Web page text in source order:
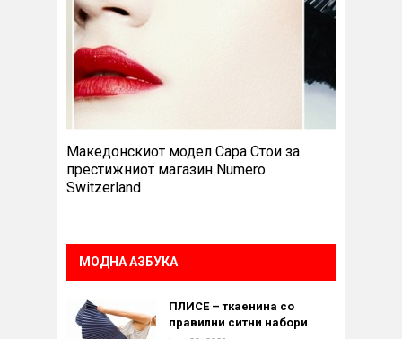
Македонскиот модел Сара Стои за
престижниот магазин Numero
Switzerland
МОДНА АЗБУКА
ПЛИСЕ – ткаенина со
правилни ситни набори